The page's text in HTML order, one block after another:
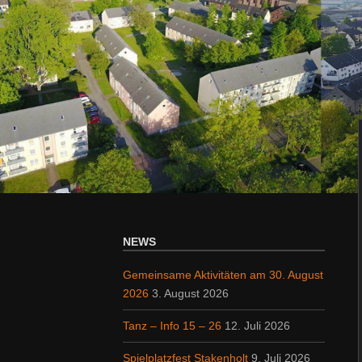
NEWS
Gemeinsame Aktivitäten am 30. August
2026 3. August 2026
Tanz – Info 15 – 26 12. Juli 2026
Spielplatzfest Stakenholt 9. Juli 2026